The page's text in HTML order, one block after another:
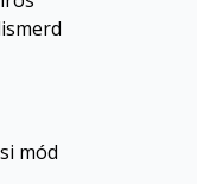
mód